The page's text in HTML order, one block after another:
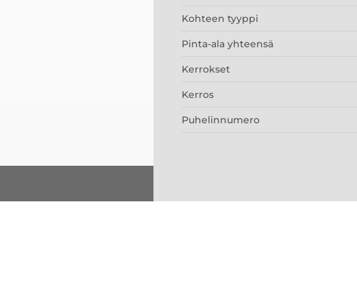
Kohteen tyyppi
Pinta-ala yhteensä
Kerrokset
Kerros
Puhelinnumero